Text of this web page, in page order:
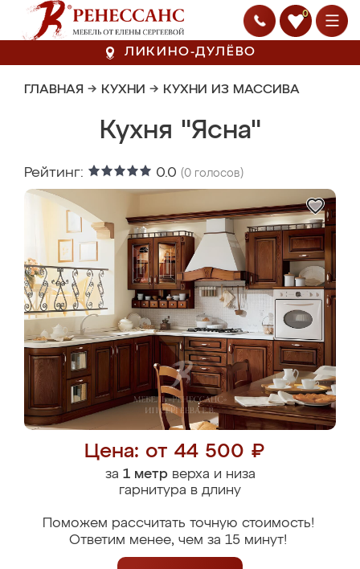
0
ЛИКИНО-ДУЛЁВО
ГЛАВНАЯ → КУХНИ → КУХНИ ИЗ МАССИВА
Кухня "Ясна"
Рейтинг: 0.0 (0 голосов)
Цена: от 44 500 ₽
за 1 метрверха и низа
гарнитура в длину
Поможем рассчитать точную стоимость!
Ответим менее, чем за 15 минут!